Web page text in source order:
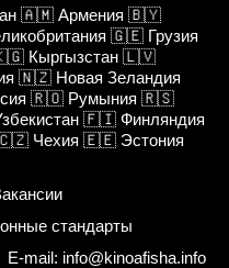
🇦🇲 Армения 🇧🇾
🇬🇪 Грузия
Кыргызстан 🇱🇻
🇳🇿 Новая Зеландия
🇷🇴 Румыния 🇷🇸
🇫🇮 Финляндия
Чехия 🇪🇪 Эстония
стандарты
E-mail: info@kinoafisha.info